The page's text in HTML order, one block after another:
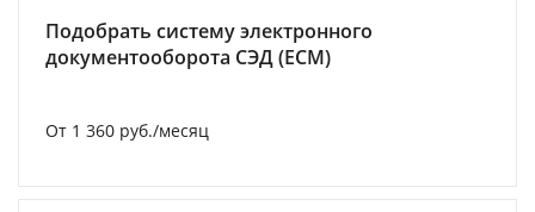
Подобрать систему электронного
документооборота СЭД (ECM)
От 1 360 руб./месяц